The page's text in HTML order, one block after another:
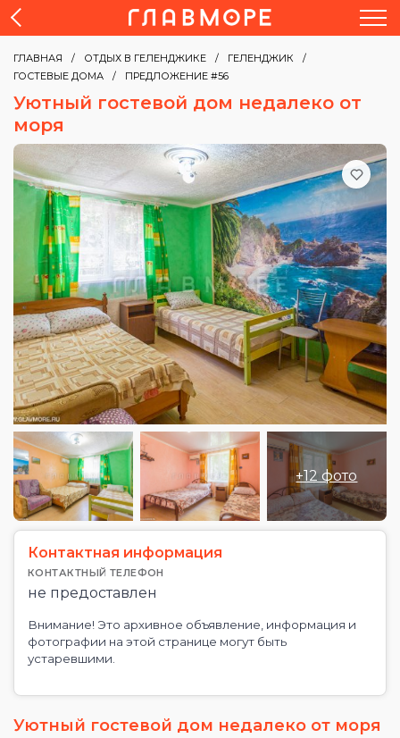
ГЛАВНАЯ ОТДЫХ В ГЕЛЕНДЖИКЕ
ГЕЛЕНДЖИК
ГОСТЕВЫЕ ДОМА
ПРЕДЛОЖЕНИЕ #56
Уютный гостевой дом недалеко от
моря
+12 фото
Контактная информация
КОНТАКТНЫЙ ТЕЛЕФОН
не предоставлен
Внимание! Это архивное объявление, информация и
фотографии на этой странице могут быть
устаревшими.
Уютный гостевой дом недалеко от моря